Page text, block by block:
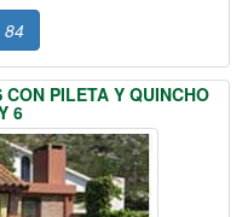
84
PILETA Y QUINCHO
6